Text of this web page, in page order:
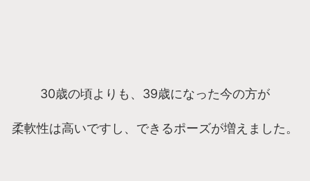
30歳の頃よりも、39歳になった今の方が
柔軟性は高いですし、できるポーズが増えました。